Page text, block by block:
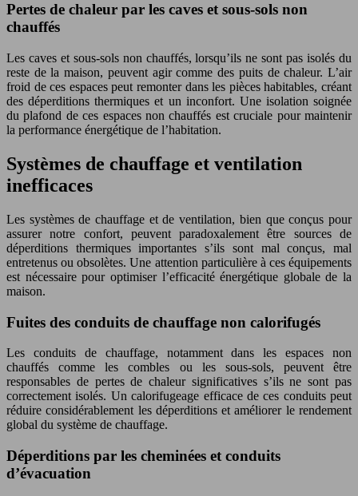
Pertes de chaleur par les caves et sous-sols non
chauffés
Les caves et sous-sols non chauffés, lorsqu’ils ne sont pas isolés du
reste de la maison, peuvent agir comme des puits de chaleur. L’air
froid de ces espaces peut remonter dans les pièces habitables, créant
des déperditions thermiques et un inconfort. Une isolation soignée
du plafond de ces espaces non chauffés est cruciale pour maintenir
la performance énergétique de l’habitation.
Systèmes de chauffage et ventilation
inefficaces
Les systèmes de chauffage et de ventilation, bien que conçus pour
assurer notre confort, peuvent paradoxalement être sources de
déperditions thermiques importantes s’ils sont mal conçus, mal
entretenus ou obsolètes. Une attention particulière à ces équipements
est nécessaire pour optimiser l’efficacité énergétique globale de la
maison.
Fuites des conduits de chauffage non calorifugés
Les conduits de chauffage, notamment dans les espaces non
chauffés comme les combles ou les sous-sols, peuvent être
responsables de pertes de chaleur significatives s’ils ne sont pas
correctement isolés. Un calorifugeage efficace de ces conduits peut
réduire considérablement les déperditions et améliorer le rendement
global du système de chauffage.
Déperditions par les cheminées et conduits
d’évacuation